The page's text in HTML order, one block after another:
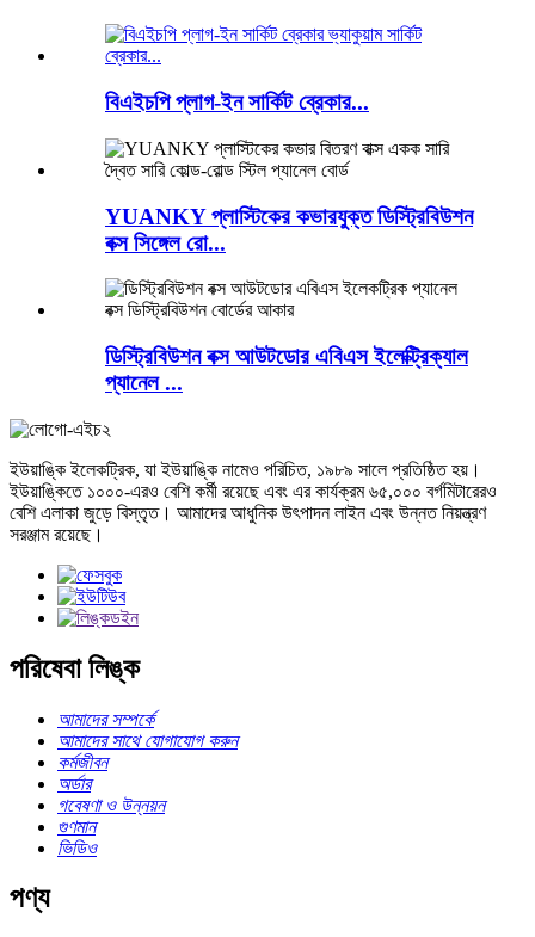
বিএইচপি প্লাগ-ইন সার্কিট ব্রেকার...
YUANKY প্লাস্টিকের কভারযুক্ত ডিস্ট্রিবিউশন
বক্স সিঙ্গেল রো...
ডিস্ট্রিবিউশন বক্স আউটডোর এবিএস ইলেক্ট্রিক্যাল
প্যানেল ...
ইউয়াঙ্কি ইলেকট্রিক, যা ইউয়াঙ্কি নামেও পরিচিত, ১৯৮৯ সালে প্রতিষ্ঠিত হয়।
ইউয়াঙ্কিতে ১০০০-এরও বেশি কর্মী রয়েছে এবং এর কার্যক্রম ৬৫,০০০ বর্গমিটারেরও
বেশি এলাকা জুড়ে বিস্তৃত। আমাদের আধুনিক উৎপাদন লাইন এবং উন্নত নিয়ন্ত্রণ
সরঞ্জাম রয়েছে।
পরিষেবা লিঙ্ক
আমাদের সম্পর্কে
আমাদের সাথে যোগাযোগ করুন
কর্মজীবন
অর্ডার
গবেষণা ও উন্নয়ন
গুণমান
ভিডিও
পণ্য